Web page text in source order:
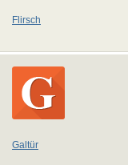
Flirsch
Galtür